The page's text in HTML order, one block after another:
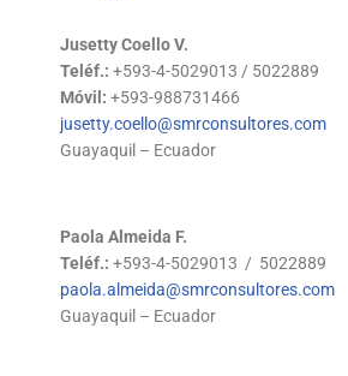
Jusetty Coello V.
Teléf.: +593-4-5029013 / 5022889
Móvil: +593-988731466
jusetty.coello@smrconsultores.com
Guayaquil – Ecuador
Paola Almeida F.
Teléf.: +593-4-5029013 / 5022889
paola.almeida@smrconsultores.com
Guayaquil – Ecuador